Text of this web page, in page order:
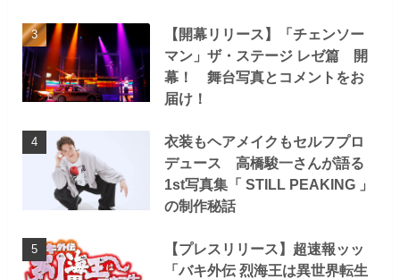
【開幕リリース】「チェンソー
マン」ザ・ステージ レゼ篇 開
幕！ 舞台写真とコメントをお
届け！
衣装もヘアメイクもセルフプロ
デュース 高橋駿一さんが語る
1st写真集「 STILL PEAKING 」
の制作秘話
【プレスリリース】超速報ッッ
「バキ外伝 烈海王は異世界転生